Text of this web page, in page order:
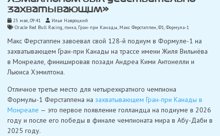
захватывающим»
25 мая, 09:41
Илья Навроцкий
Oracle Red Bull Racing, гонка, Гран-при Канады, Макс Ферстаппен,Ф1,Формула-1
Макс Ферстаппен завоевал свой 128-й подиум в Формуле-1 на
захватывающем Гран-при Канады на трассе имени Жиля Вильнёва
в Монреале, финишировав позади Андреа Кими Антонелли и
Льюиса Хэмилтона.
Отличное третье место для четырехкратного чемпиона
Формулы-1 Ферстаппена на захватывающем Гран-при Канады в
Монреале — это первое появление голландца на подиуме в 2026
году и после его победы в финале чемпионата мира в Абу-Даби в
2025 году.